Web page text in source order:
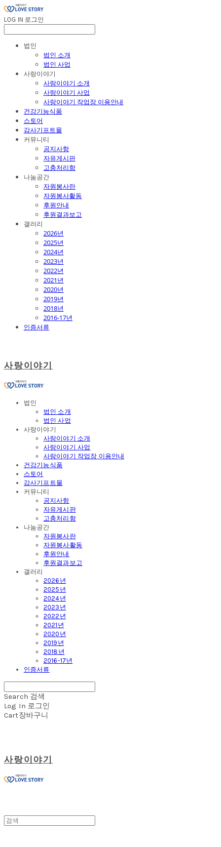
LOG IN 로그인
법인
법인 소개
법인 사업
사랑이야기
사랑이야기 소개
사랑이야기 사업
사랑이야기 작업장 이용안내
건강기능식품
스토어
감사기프트몰
커뮤니티
공지사항
자유게시판
고충처리함
나눔공간
자원봉사란
자원봉사활동
후원안내
후원결과보고
갤러리
2026년
2025년
2024년
2023년
2022년
2021년
2020년
2019년
2018년
2016-17년
인증서류
사랑이야기
법인
법인 소개
법인 사업
사랑이야기
사랑이야기 소개
사랑이야기 사업
사랑이야기 작업장 이용안내
건강기능식품
스토어
감사기프트몰
커뮤니티
공지사항
자유게시판
고충처리함
나눔공간
자원봉사란
자원봉사활동
후원안내
후원결과보고
갤러리
2026년
2025년
2024년
2023년
2022년
2021년
2020년
2019년
2018년
2016-17년
인증서류
Search 검색
Log In 로그인
Cart장바구니
사랑이야기